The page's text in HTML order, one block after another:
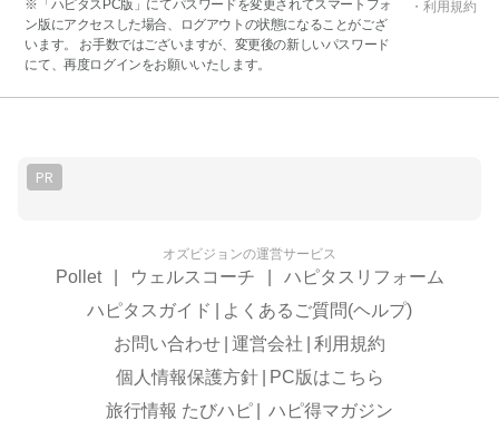
※「ハピタスPC版」にてパスワードを変更されてスマートフォ
ン版にアクセスした場合、ログアウトの状態になることがござ
います。 お手数ではございますが、変更後の新しいパスワード
にて、再度ログインをお願いいたします。
・利用規約
PR
オズビジョンの運営サービス
Pollet ウェルスコーチ
ハピタスリフォーム
ハピタスガイド
よくあるご質問(ヘルプ)
お問い合わせ 運営会社
利用規約
個人情報保護方針
PC版はこちら
旅行情報 たびハピ
ハピ得マガジン